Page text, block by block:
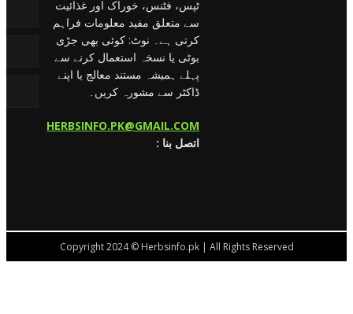
ٹپس، فٹنس، خوراک اور غذائیت
سے متعلق مفید معلومات فراہم
کرتی ہے۔ نوٹ: کوئی بھی جڑی
بوٹی یا نسخہ استعمال کرنے سے
پہلے ہمیشہ مستند معالج یا اپنے
ڈاکٹر سے مشورہ کریں۔
HERBSINFO.PK@GMAIL.COM
: اتصل بنا
Copyright 2024 © Herbsinfo.pk | All Rights Reserved